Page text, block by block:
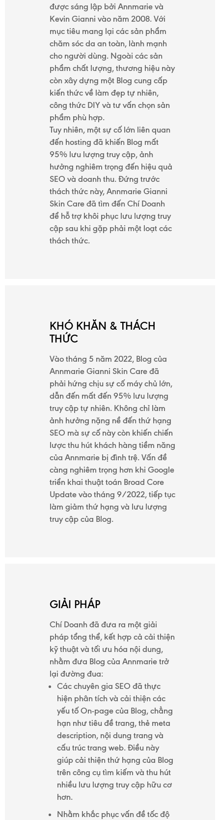
DỊCH
VỤ
DỰ
ÁN
TUYỂN
DỤNG
KIẾN
THỨC
LIÊN
HỆ
được sáng lập bởi Annmarie và
Kevin Gianni vào năm 2008. Với
mục tiêu mang lại các sản phẩm
chăm sóc da an toàn, lành mạnh
cho người dùng. Ngoài các sản
phẩm chất lượng, thương hiệu này
còn xây dựng một Blog cung cấp
kiến thức về làm đẹp tự nhiên,
công thức DIY và tư vấn chọn sản
phẩm phù hợp.
Tuy nhiên, một sự cố lớn liên quan
đến hosting đã khiến Blog mất
95% lưu lượng truy cập, ảnh
hưởng nghiêm trọng đến hiệu quả
SEO và doanh thu. Đứng trước
thách thức này, Annmarie Gianni
Skin Care đã tìm đến Chí Doanh
để hỗ trợ khôi phục lưu lượng truy
cập sau khi gặp phải một loạt các
thách thức.
KHÓ KHĂN & THÁCH
THỨC
Vào tháng 5 năm 2022, Blog của
Annmarie Gianni Skin Care đã
phải hứng chịu sự cố máy chủ lớn,
dẫn đến mất đến 95% lưu lượng
truy cập tự nhiên. Không chỉ làm
ảnh hưởng nặng nề đến thứ hạng
SEO mà sự cố này còn khiến chiến
lược thu hút khách hàng tiềm năng
của Annmarie bị đình trệ. Vấn đề
càng nghiêm trọng hơn khi Google
triển khai thuật toán Broad Core
Update vào tháng 9/2022, tiếp tục
làm giảm thứ hạng và lưu lượng
truy cập của Blog.
GIẢI PHÁP
Chí Doanh đã đưa ra một giải
pháp tổng thể, kết hợp cả cải thiện
kỹ thuật và tối ưu hóa nội dung,
nhằm đưa Blog của Annmarie trở
lại đường đua:
Các chuyên gia SEO đã thực
hiện phân tích và cải thiện các
yếu tố On-page của Blog, chẳng
hạn như tiêu đề trang, thẻ meta
description, nội dung trang và
cấu trúc trang web. Điều này
giúp cải thiện thứ hạng của Blog
trên công cụ tìm kiếm và thu hút
nhiều lưu lượng truy cập hữu cơ
hơn.
Nhằm khắc phục vấn đề tốc độ